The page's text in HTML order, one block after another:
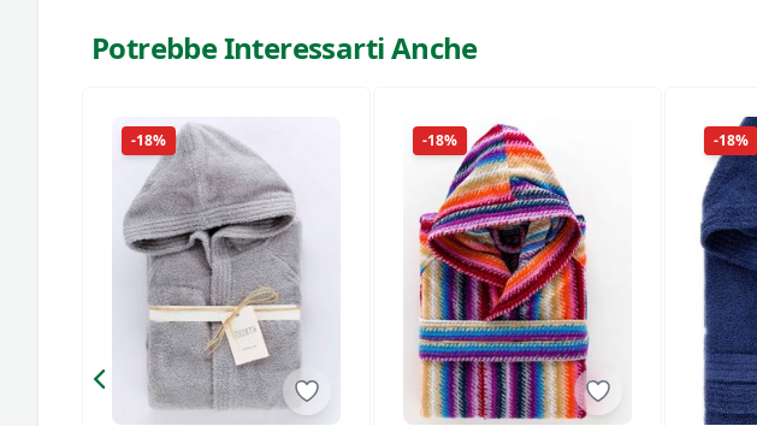
Potrebbe Interessarti Anche
-18% -18% -18%